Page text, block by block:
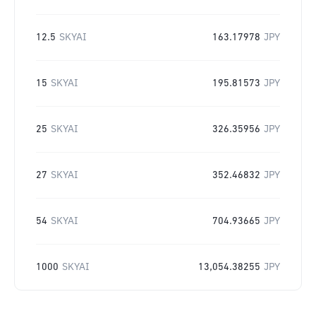
12.5 SKYAI 163.17978 JPY
15 SKYAI 195.81573 JPY
25 SKYAI 326.35956 JPY
27 SKYAI 352.46832 JPY
54 SKYAI 704.93665 JPY
1000 SKYAI 13,054.38255 JPY